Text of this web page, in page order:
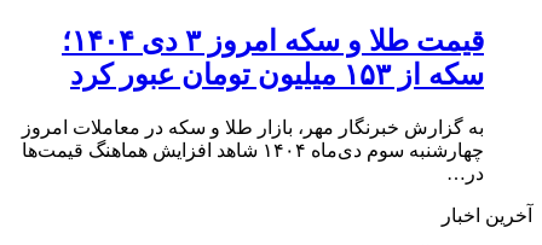
قیمت طلا و سکه امروز ۳ دی ۱۴۰۴؛
سکه از ۱۵۳ میلیون تومان عبور کرد
به گزارش خبرنگار مهر، بازار طلا و سکه در معاملات امروز
چهارشنبه سوم دی‌ماه ۱۴۰۴ شاهد افزایش هماهنگ قیمت‌ها
در…
آخرین اخبار